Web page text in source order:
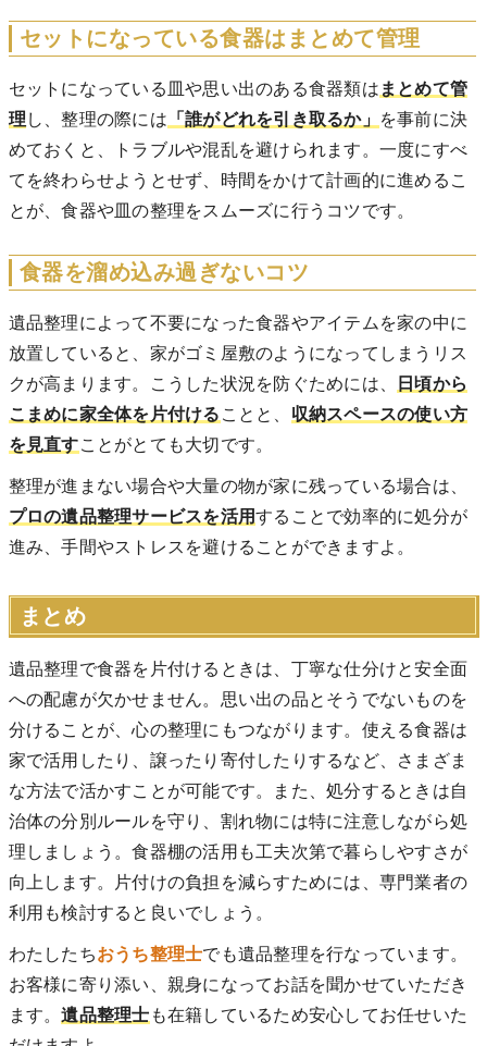
セットになっている食器はまとめて管理
セットになっている皿や思い出のある食器類は まとめて管
理 し、整理の際には 「誰がどれを引き取るか」 を事前に決
めておくと、トラブルや混乱を避けられます。一度にすべ
てを終わらせようとせず、時間をかけて計画的に進めるこ
とが、食器や皿の整理をスムーズに行うコツです。
食器を溜め込み過ぎないコツ
遺品整理によって不要になった食器やアイテムを家の中に
放置していると、家がゴミ屋敷のようになってしまうリス
クが高まります。こうした状況を防ぐためには、
日頃から
こまめに家全体を片付ける ことと、 収納スペースの使い方
を見直すことがとても大切です。
整理が進まない場合や大量の物が家に残っている場合は、
プロの遺品整理サービスを活用することで効率的に処分が
進み、手間やストレスを避けることができますよ。
まとめ
遺品整理で食器を片付けるときは、丁寧な仕分けと安全面
への配慮が欠かせません。思い出の品とそうでないものを
分けることが、心の整理にもつながります。使える食器は
家で活用したり、譲ったり寄付したりするなど、さまざま
な方法で活かすことが可能です。また、処分するときは自
治体の分別ルールを守り、割れ物には特に注意しながら処
理しましょう。食器棚の活用も工夫次第で暮らしやすさが
向上します。片付けの負担を減らすためには、専門業者の
利用も検討すると良いでしょう。
わたしたちおうち整理士でも遺品整理を行なっています。
お客様に寄り添い、親身になってお話を聞かせていただき
ます。遺品整理士 も在籍しているため安心してお任せいた